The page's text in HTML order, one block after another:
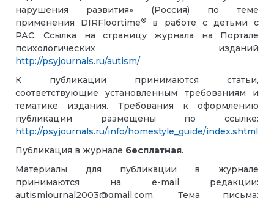
нарушения развития» (Россия) по теме
применения DIRFloortime®
в работе с детьми с
РАС. Ссылка на страницу журнала на Портале
психологических изданий
http://psyjournals.ru/autism/
К публикации принимаются статьи,
соответствующие установленным требованиям и
тематике издания. Требования к оформлению
публикации размещены по ссылке:
http://psyjournals.ru/info/homestyle_guide/index.shtml
Публикация в журнале бесплатная.
Материалы для публикации в журнале
принимаются на e-mail редакции:
autismjournal2003@gmail.com. Тема письма: